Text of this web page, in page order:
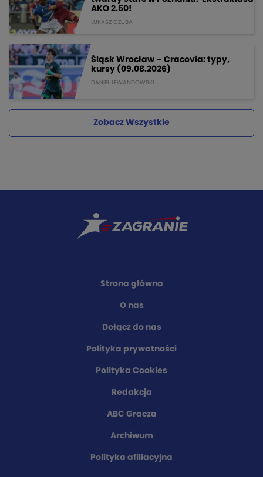
AKO 2.50!
ŁUKASZ CZUBA
Śląsk Wrocław – Cracovia: typy,
kursy (09.08.2026)
DANIEL LEWANDOWSKI
Zobacz Wszystkie
Strona główna
O nas
Dołącz do nas
Polityka prywatności
Polityka Cookies
Redakcja
ABC Gracza
Archiwum
Polityka afiliacyjna